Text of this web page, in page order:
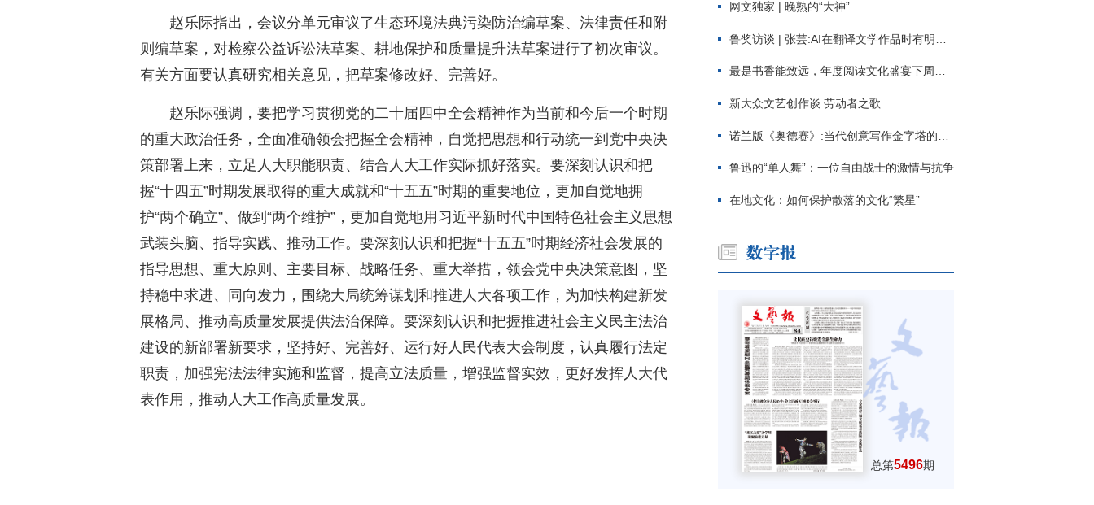
赵乐际指出，会议分单元审议了生态环境法典污染防治编草案、法律责任和附
则编草案，对检察公益诉讼法草案、耕地保护和质量提升法草案进行了初次审议。
有关方面要认真研究相关意见，把草案修改好、完善好。
赵乐际强调，要把学习贯彻党的二十届四中全会精神作为当前和今后一个时期
的重大政治任务，全面准确领会把握全会精神，自觉把思想和行动统一到党中央决
策部署上来，立足人大职能职责、结合人大工作实际抓好落实。要深刻认识和把
握“十四五”时期发展取得的重大成就和“十五五”时期的重要地位，更加自觉地拥
护“两个确立”、做到“两个维护”，更加自觉地用习近平新时代中国特色社会主义思想
武装头脑、指导实践、推动工作。要深刻认识和把握“十五五”时期经济社会发展的
指导思想、重大原则、主要目标、战略任务、重大举措，领会党中央决策意图，坚
持稳中求进、同向发力，围绕大局统筹谋划和推进人大各项工作，为加快构建新发
展格局、推动高质量发展提供法治保障。要深刻认识和把握推进社会主义民主法治
建设的新部署新要求，坚持好、完善好、运行好人民代表大会制度，认真履行法定
职责，加强宪法法律实施和监督，提高立法质量，增强监督实效，更好发挥人大代
表作用，推动人大工作高质量发展。
网文独家 | 晚熟的“大神”
鲁奖访谈 | 张芸:AI在翻译文学作品时有明显局限
最是书香能致远，年度阅读文化盛宴下周启幕
新大众文艺创作谈:劳动者之歌
诺兰版《奥德赛》:当代创意写作金字塔的宏伟与平庸
鲁迅的“单人舞”：一位自由战士的激情与抗争
在地文化：如何保护散落的文化“繁星”
总第5496期